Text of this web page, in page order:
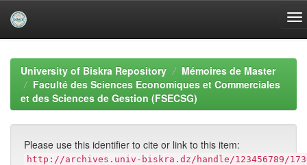
navigationUniversity of Biskra Repository
Mémoires de Master
Faculté des Sciences Economiques et Commerciales
et des Sciences de Gestion (FSECSG)
Please use this identifier to cite or link to this item:
http://archives.univ-biskra.dz/handle/123456789/